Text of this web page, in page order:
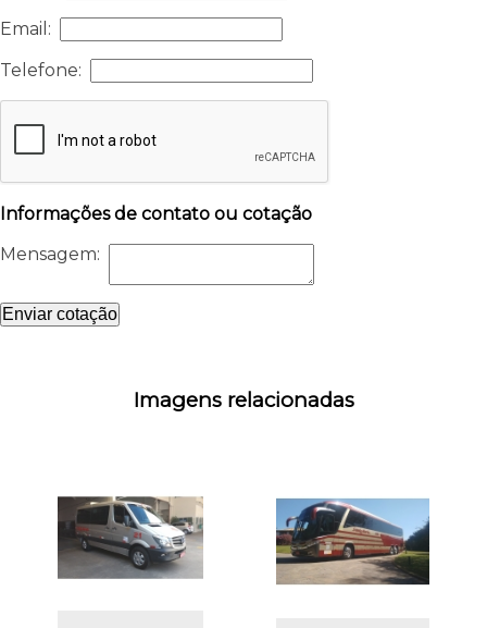
Email:
Telefone:
Informações de contato ou cotação
Mensagem:
Enviar cotação
Imagens relacionadas